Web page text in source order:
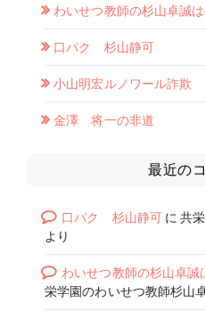
わいせつ教師の杉山卓誠
口パク 杉山静可
小山明宏ルノワール詐欺
金澤 将一の非道
最近の
口パク 杉山静可に共
より
わいせつ教師の杉山卓
栄学園のわいせつ教師杉山